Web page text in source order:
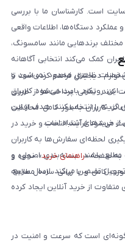
است. کارشناسان ما با بررسی
دستگاه‌ها، اطلاعات واقعی
برندهایی مانند سامسونگ،
کمک می‌کند انتخابی آگاهانه
مشخصات ظاهری محدود نمی‌شود و
رویکرد باعث می‌شود کاربران
گزینه را انتخاب کنند. هدف از این
از خریدهای اشتباه است.
لوازم دیجیتال فراهم کرده است تا
کنند. تمامی پرداخت‌ها از طریق
کاربران به‌طور کامل محافظت
می‌شود فرآیند انتخاب و خرید در
لحظه‌ای سفارش‌ها به کاربران
باشند. بسته‌بندی اصولی و
تحویل تضمین می‌کند. ارسال سریع،
از خرید آنلاین ایجاد کرده
به صفحه «راهنمای خرید»، نحوه و
کامل و با زبانی ساده مطالعه
است که سرعت و امنیت در